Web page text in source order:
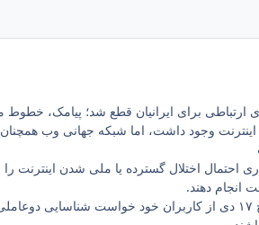
ناگهان همه مسیرهای ارتباطی برای ایرانیان قطع
وجود داشت، اما شبکه جهانی وب همچنان
احتمال اختلال گسترده یا ملی شدن اینترنت
انجام دهند.
برای مثال، صرافی نوبیتکس در اطلاعیه‌ای در تاریخ ۱۷ دی از